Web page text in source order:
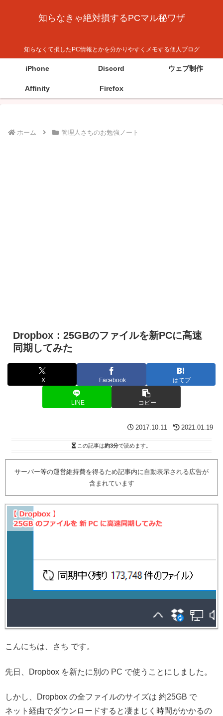
知らなきゃ絶対損するPCマル秘ワザ
知らなくて損したPC情報とかを分かりやすくメモする個人ブログ
iPhone Discord ウェブ制作
Affinity Firefox
ホーム 管理人さちのお勉強ノート
Dropbox：25GBのファイルを新PCに高速
同期してみた
X Facebook はてブ
LINE コピー
2017.10.11 2021.01.19
この記事は約3分で読めます。
サーバー等の運営維持費を得るため記事内に自動表示される広告が
含まれています
こんにちは、さち です。
先日、Dropbox を新たに別の PC で使うことにしました。
しかし、Dropbox の全ファイルのサイズは 約25GB で
ネット経由でダウンロードすると凄まじく時間がかかるの